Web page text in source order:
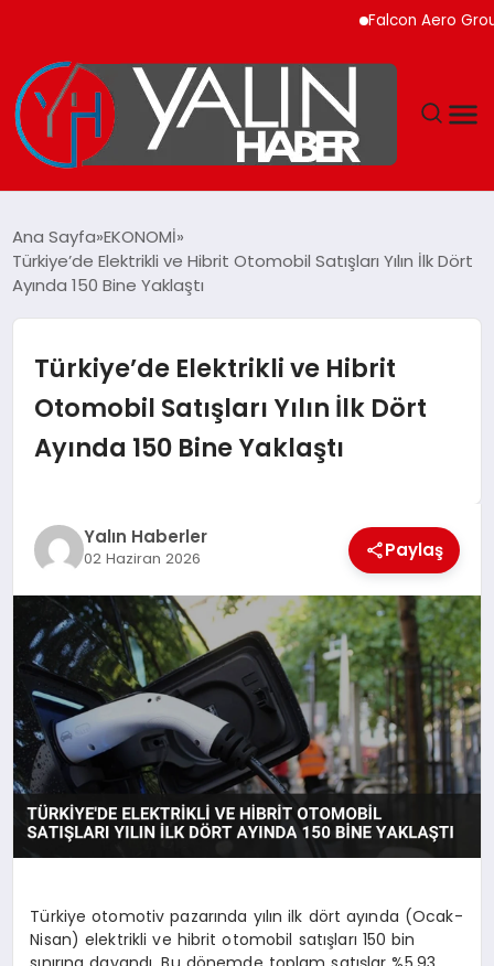
Falcon Aero Group,
SPOR
EKONOMİ
YAŞAM
TEKNOLOJİ
MAGAZİN
SAĞLIK
Ana Sayfa EKONOMİ
Türkiye’de Elektrikli ve Hibrit Otomobil Satışları Yılın İlk Dört
Ayında 150 Bine Yaklaştı
Türkiye’de Elektrikli ve Hibrit
Otomobil Satışları Yılın İlk Dört
Ayında 150 Bine Yaklaştı
Yalın Haberler
02 Haziran 2026 Paylaş
Türkiye otomotiv pazarında yılın ilk dört ayında (Ocak-
Nisan) elektrikli ve hibrit otomobil satışları 150 bin